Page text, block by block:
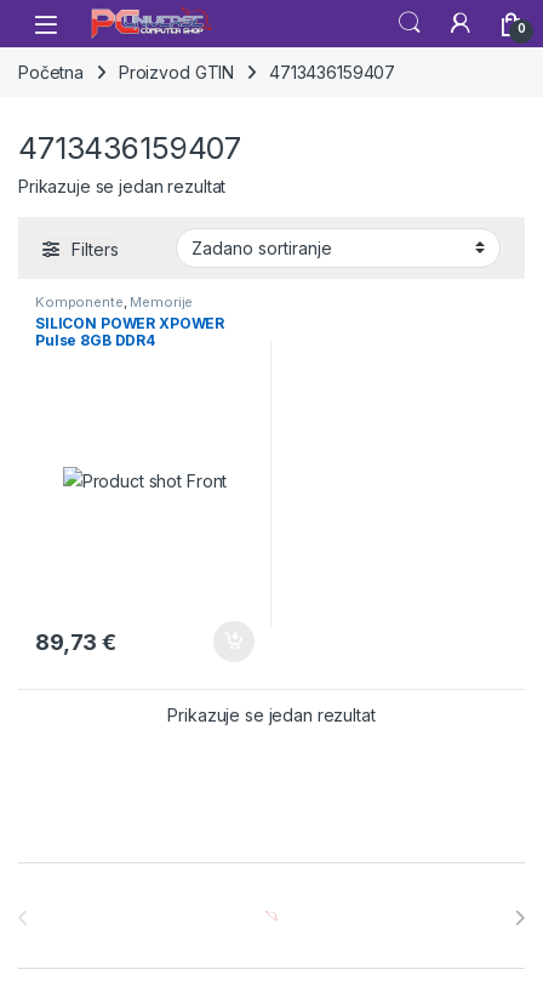
Skip to navigation
Skip to content
Open 0
Početna Proizvod GTIN 4713436159407
4713436159407
Prikazuje se jedan rezultat
Filters
Komponente Memorije
SILICON POWER XPOWER
Pulse 8GB DDR4
89,73€
Prikazuje se jedan rezultat